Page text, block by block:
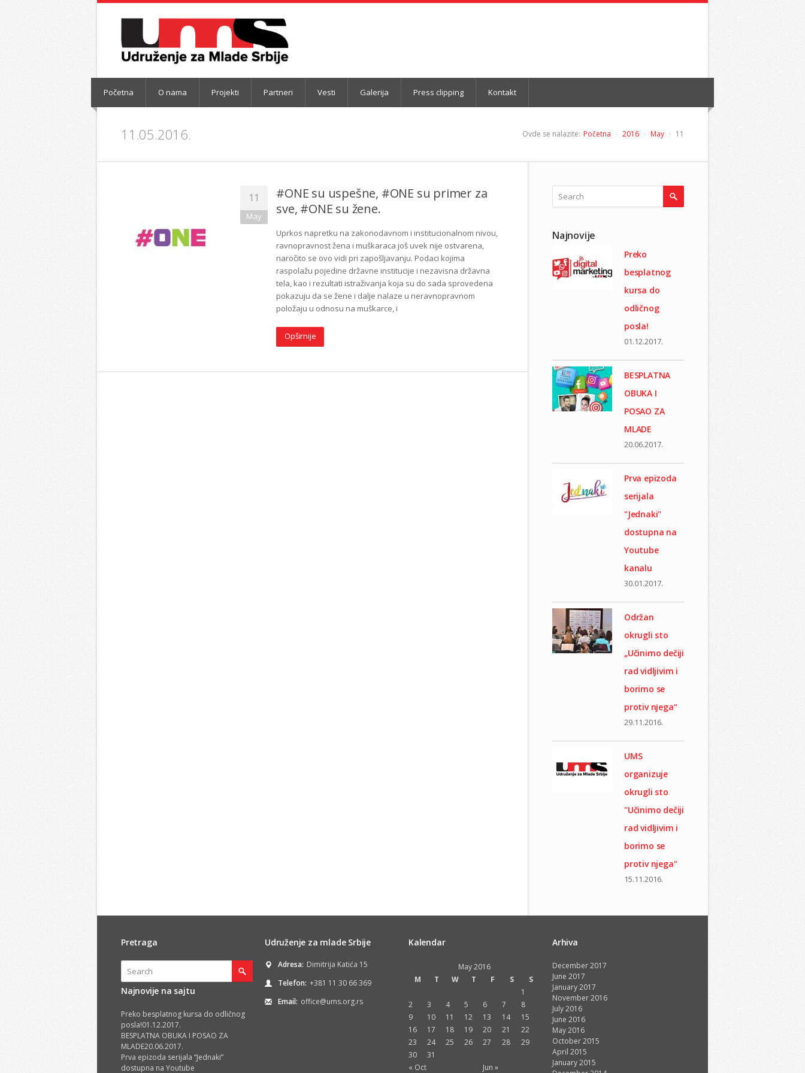
Početna O nama Projekti Partneri Vesti Galerija Press clipping Kontakt
11.05.2016. Ovde se nalazite: Početna 2016 May 11
11
May
#ONE su uspešne, #ONE su primer za
sve, #ONE su žene.
Uprkos napretku na zakonodavnom i institucionalnom nivou,
ravnopravnost žena i muškaraca još uvek nije ostvarena,
naročito se ovo vidi pri zapošlјavanju. Podaci kojima
raspolažu pojedine državne institucije i nezavisna državna
tela, kao i rezultati istraživanja koja su do sada sprovedena
pokazuju da se žene i dalјe nalaze u neravnopravnom
položaju u odnosu na muškarce, i
Opširnije
Najnovije
Preko
besplatnog
kursa do
odličnog
posla!
01.12.2017.
BESPLATNA
OBUKA I
POSAO ZA
MLADE
20.06.2017.
Prva epizoda
serijala
"Jednaki"
dostupna na
Youtube
kanalu
30.01.2017.
Održan
okrugli sto
„Učinimo dečiji
rad vidljivim i
borimo se
protiv nјega“
29.11.2016.
UMS
organizuje
okrugli sto
"Učinimo dečiji
rad vidlјivim i
borimo se
protiv njega"
15.11.2016.
Pretraga
Najnovije na sajtu
Preko besplatnog kursa do odličnog
posla!01.12.2017.
BESPLATNA OBUKA I POSAO ZA
MLADE20.06.2017.
Prva epizoda serijala “Jednaki”
dostupna na Youtube
Udruženje za mlade Srbije
Adresa: Dimitrija Katića 15
Telefon: +381 11 30 66 369
Email: office@ums.org.rs
Kalendar
May 2016
M
T W T F S S
« Oct Jun »
1
2
3 4 5 6 7
8
9
10 11 12 13 14
15
16
17 18 19 20 21
22
23
24 25 26 27 28
29
30
31
Arhiva
December 2017
June 2017
January 2017
November 2016
July 2016
June 2016
May 2016
October 2015
April 2015
January 2015